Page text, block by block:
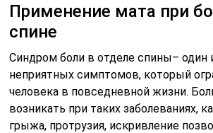
Применение мата при
спине
Синдром боли в отделе спины– один
неприятных симптомов, который
человека в повседневной жизни.
возникать при таких заболеваниях,
грыжа, протрузия, искривление